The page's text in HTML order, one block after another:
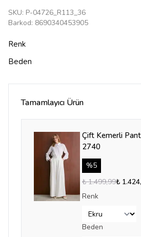
SKU: P-04726_R113_36
Barkod: 8690340453905
Renk
Beden
Tamamlayıcı Ürün
Çift Kemerli
2740
%5
₺ 1.499,99₺
Renk
Beden